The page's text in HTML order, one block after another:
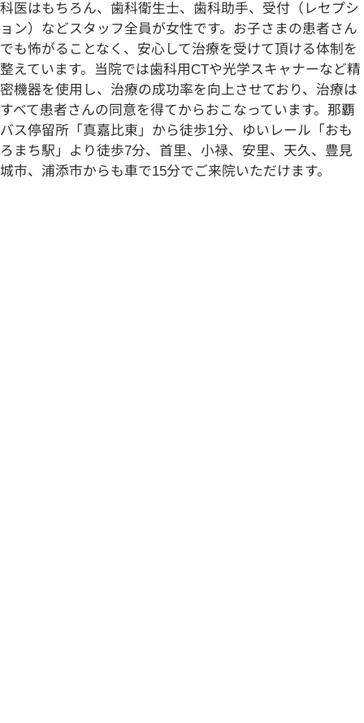
科医はもちろん、歯科衛生士、歯科助手、受付（レセプシ
ョン）などスタッフ全員が女性です。お子さまの患者さん
でも怖がることなく、安心して治療を受けて頂ける体制を
整えています。当院では歯科用CTや光学スキャナーなど精
密機器を使用し、治療の成功率を向上させており、治療は
すべて患者さんの同意を得てからおこなっています。那覇
バス停留所「真嘉比東」から徒歩1分、ゆいレール「おも
ろまち駅」より徒歩7分、首里、小禄、安里、天久、豊見
城市、浦添市からも車で15分でご来院いただけます。